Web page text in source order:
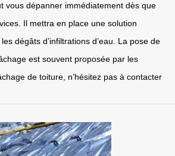
vous dépanner immédiatement dès que
Il mettra en place une solution
dégâts d’infiltrations d’eau. La pose de
est souvent proposée par les
de toiture, n’hésitez pas à contacter